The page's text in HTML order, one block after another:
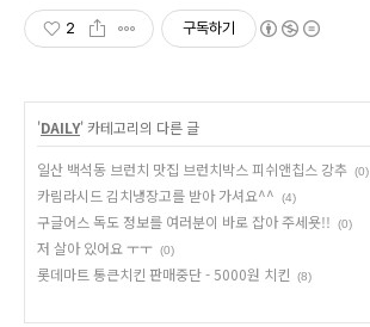
2 구독하기
'DAILY' 카테고리의 다른 글
일산 백석동 브런치 맛집 브런치박스 피쉬앤칩스 강추 (0)
카림라시드 김치냉장고를 받아 가셔요^^ (4)
구글어스 독도 정보를 여러분이 바로 잡아 주세욧!! (0)
저 살아 있어요 ㅜㅜ (0)
롯데마트 통큰치킨 판매중단 - 5000원 치킨 (8)